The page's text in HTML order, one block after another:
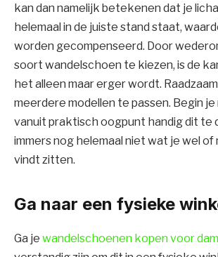
kan dan namelijk betekenen dat je
helemaal in de juiste stand staat,
worden gecompenseerd. Door
soort wandelschoen te kiezen, is de
het alleen maar erger wordt. Raadzaam
meerdere modellen te passen. Begin je
vanuit praktisch oogpunt handig dit te
immers nog helemaal niet wat je wel
vindt zitten.
Ga naar een fysieke
Ga je wandelschoenen kopen voor